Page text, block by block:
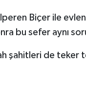
Biçer ile
bu sefer aynı
şahitleri de